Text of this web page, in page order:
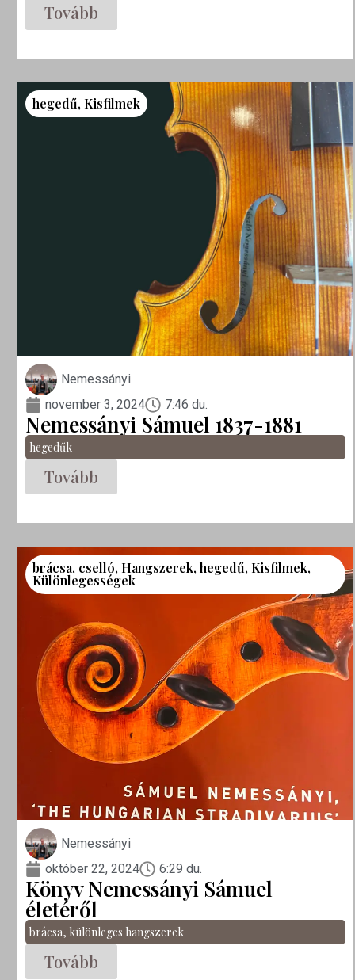
Tovább
hegedű, Kisfilmek
Nemessányi
november 3, 2024
7:46 du.
Nemessányi Sámuel 1837-1881
hegedűk
Tovább
brácsa, cselló, Hangszerek,hegedű, Kisfilmek,
Különlegességek
Nemessányi
október 22, 2024
6:29 du.
Könyv Nemessányi Sámuel
életéről
brácsa, különleges hangszerek
Tovább